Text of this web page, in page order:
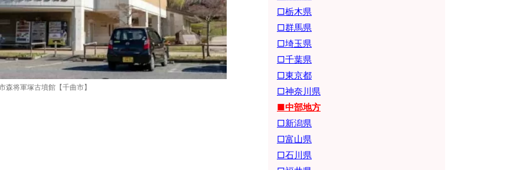
森将軍塚古墳館【千曲市】
□栃木県
□群馬県
□埼玉県
□千葉県
□東京都
□神奈川県
■中部地方
□新潟県
□富山県
□石川県